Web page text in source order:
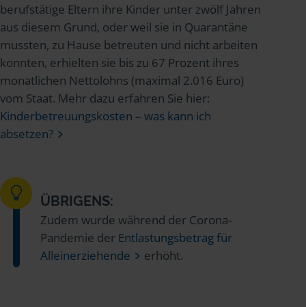
berufstätige Eltern ihre Kinder unter zwölf Jahren
aus diesem Grund, oder weil sie in Quarantäne
mussten, zu Hause betreuten und nicht arbeiten
konnten, erhielten sie bis zu 67 Prozent ihres
monatlichen Nettolohns (maximal 2.016 Euro)
vom Staat. Mehr dazu erfahren Sie hier:
Kinderbetreuungskosten – was kann ich
absetzen?
ÜBRIGENS:
Zudem wurde während der Corona-
Pandemie der Entlastungsbetrag für
Alleinerziehende
erhöht.